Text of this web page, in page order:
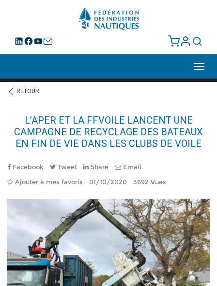
RETOUR
L’APER ET LA FFVOILE LANCENT UNE
CAMPAGNE DE RECYCLAGE DES BATEAUX
EN FIN DE VIE DANS LES CLUBS DE VOILE
Facebook Tweet Share
Email
Ajouter à mes favoris
01/10/2020 3692 Vues